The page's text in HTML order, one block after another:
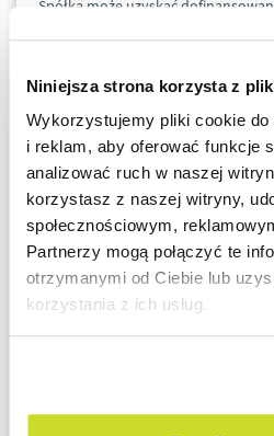
Niniejsza strona korzysta z
Wykorzystujemy pliki cookie
i reklam, aby oferować funkcje
analizować ruch w naszej
korzystasz z naszej witryny,
społecznościowym,
Partnerzy mogą połączyć te
otrzymanymi od Ciebie lub
korzystania z ich usług.
Spółka może uzyskać
Ponadto, istnieje możliwość
wynagrodzeń dla pracodawców,
ograniczenie czasu pracy
dofinansowanie jest dostępne
pracujących w normalnym
Dofinansowanie nie jest dostępne
uzyskujących przychody